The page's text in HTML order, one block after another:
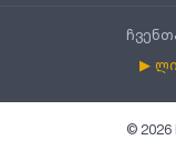
▶
© 2026